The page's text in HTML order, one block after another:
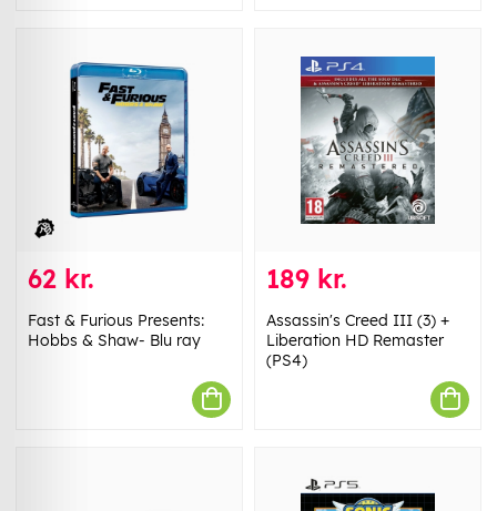
62 kr.
Fast & Furious Presents:
Hobbs & Shaw- Blu ray
189 kr.
Assassin's Creed III (3) +
Liberation HD Remaster
(PS4)